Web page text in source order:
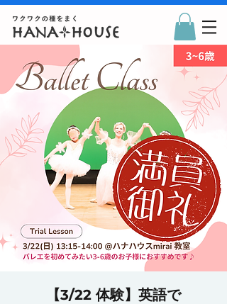
【3/22 体験】英語で